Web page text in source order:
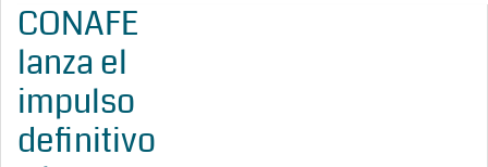
CONAFE
lanza el
impulso
definitivo